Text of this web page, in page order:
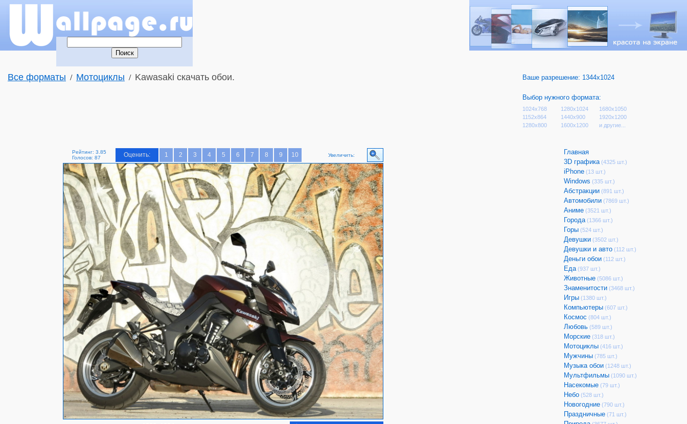
Все форматы / Мотоциклы / Kawasaki скачать обои. Ваше разрешение: 1344x1024
Выбор нужного формата:
1024x768 1280x1024
1680x1050
1152x864
1440x900
1920x1200
1280x800
1600x1200 и другие...
Рейтинг: 3.85
Голосов: 87
Оценить: 1 2 3 4 5 6 7 8 9 10 Увеличить:
Главная
3D графика (4325 шт.)
iPhone (13 шт.)
Windows (335 шт.)
Абстракции (891 шт.)
Автомобили (7869 шт.)
Аниме (3521 шт.)
Города (1366 шт.)
Горы (524 шт.)
Девушки (3502 шт.)
Девушки и авто (112 шт.)
Деньги обои (112 шт.)
Еда (937 шт.)
Животные (5086 шт.)
Знаменитости (3468 шт.)
Игры (1380 шт.)
Компьютеры (607 шт.)
Космос (804 шт.)
Любовь (589 шт.)
Морские (318 шт.)
Мотоциклы (416 шт.)
Мужчины (785 шт.)
Музыка обои (1248 шт.)
Мультфильмы (1090 шт.)
Насекомые (79 шт.)
Небо (528 шт.)
Новогодние (790 шт.)
Праздничные (71 шт.)